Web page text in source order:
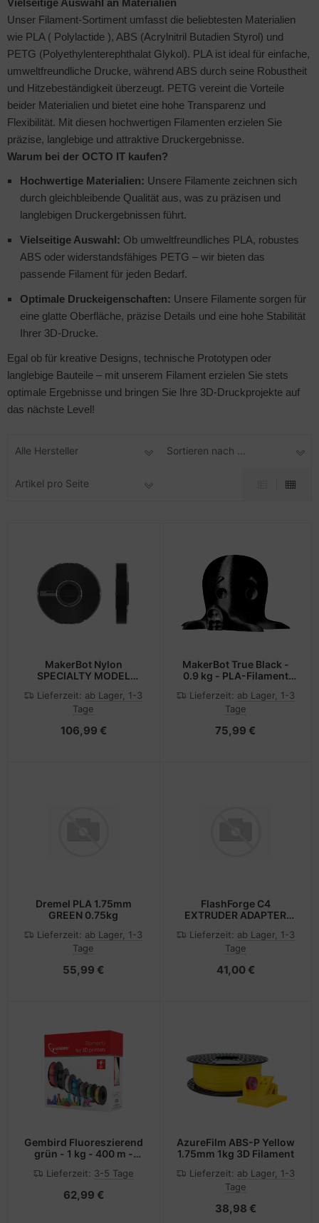
Vielseitige Auswahl an Materialien
Unser Filament-Sortiment umfasst die beliebtesten Materialien
wie PLA ( Polylactide ), ABS (Acrylnitril Butadien Styrol) und
PETG (Polyethylenterephthalat Glykol). PLA ist ideal für einfache,
umweltfreundliche Drucke, während ABS durch seine Robustheit
und Hitzebeständigkeit überzeugt. PETG vereint die Vorteile
beider Materialien und bietet eine hohe Transparenz und
Flexibilität. Mit diesen hochwertigen Filamenten erzielen Sie
präzise, langlebige und attraktive Druckergebnisse.
Warum bei der OCTO IT kaufen?
Hochwertige Materialien: Unsere Filamente zeichnen sich
durch gleichbleibende Qualität aus, was zu präzisen und
langlebigen Druckergebnissen führt.
Vielseitige Auswahl: Ob umweltfreundliches PLA, robustes
ABS oder widerstandsfähiges PETG – wir bieten das
passende Filament für jeden Bedarf.
Optimale Druckeigenschaften: Unsere Filamente sorgen für
eine glatte Oberfläche, präzise Details und eine hohe Stabilität
Ihrer 3D-Drucke.
Egal ob für kreative Designs, technische Prototypen oder
langlebige Bauteile – mit unserem Filament erzielen Sie stets
optimale Ergebnisse und bringen Sie Ihre 3D-Druckprojekte auf
das nächste Level!
Alle Hersteller Sortieren nach ...
Artikel pro Seite
MakerBot Nylon
SPECIALTY MODEL
Lieferzeit: ab Lager, 1-3
Tage
106,99 €
MakerBot True Black -
0.9 kg - PLA-Filament
Lieferzeit: ab Lager, 1-3
Tage
75,99 €
Dremel PLA 1.75mm
GREEN 0.75kg
Lieferzeit: ab Lager, 1-3
Tage
55,99 €
FlashForge C4
EXTRUDER ADAPTER
FLASHFORGE 3D
ZUBEHOER
Lieferzeit: ab Lager, 1-3
Tage
41,00 €
Gembird Fluoreszierend
grün - 1 kg - 400 m -
Lieferzeit: 3-5 Tage
62,99 €
AzureFilm ABS-P Yellow
1.75mm 1kg 3D Filament
Lieferzeit: ab Lager, 1-3
Tage
38,98 €
& Video
und Navigation
Zubehör
Zubehör
Zubehör
Mobiltelefone
CD/DVD/BluRay
/ Schnittstellen
& Festplatten
Mainboards
Modding
Netzwerkgeräte
& Tragebehältnisse
Hub
CD-/DVD-Rohlinge
divers
Tinten Minen